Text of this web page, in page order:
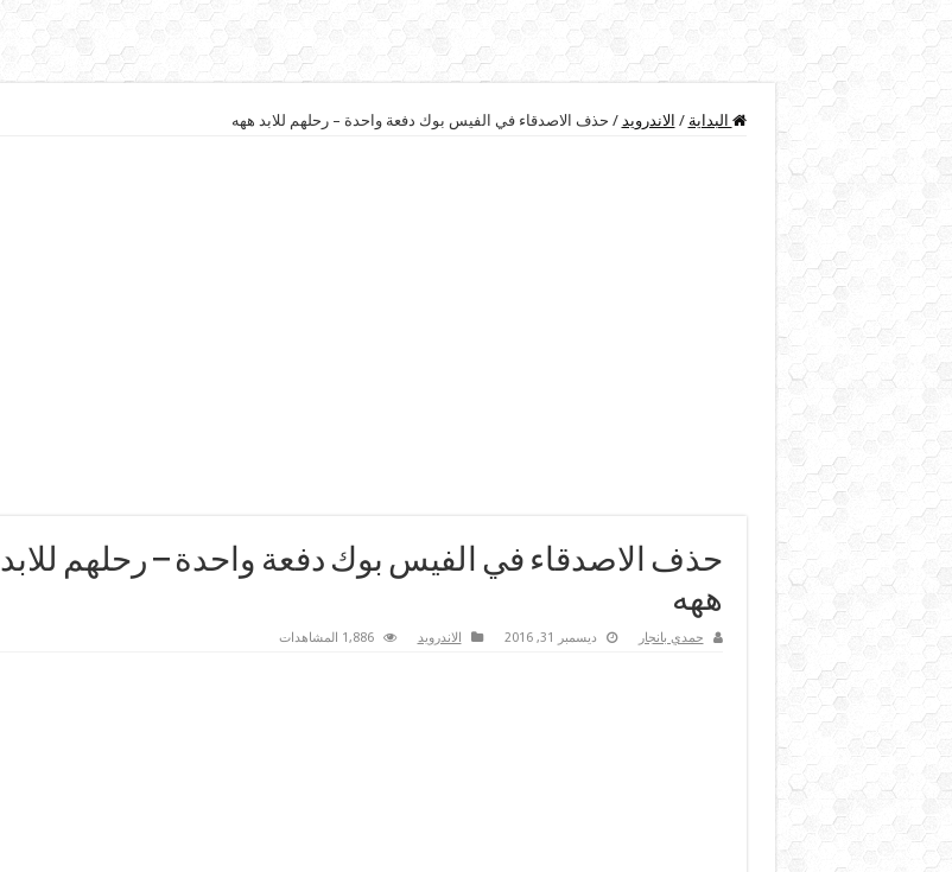
البداية / الاندرويد / حذف الاصدقاء في الفيس بوك دفعة واحدة – رحلهم للابد ههه
حذف الاصدقاء في الفيس بوك دفعة واحدة – رحلهم للابد
ههه
حمدي بانجار ديسمبر 31, 2016 الاندرويد 1,886 المشاهدات